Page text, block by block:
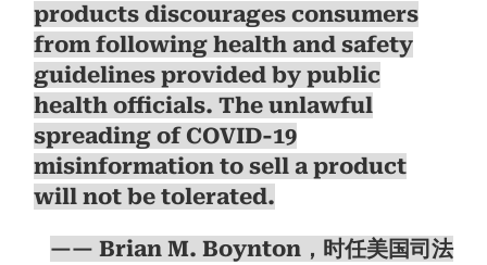
products discourages consumers
from following health and safety
guidelines provided by public
health officials. The unlawful
spreading of COVID-19
misinformation to sell a product
will not be tolerated.
—— Brian M. Boynton，时任美国司法